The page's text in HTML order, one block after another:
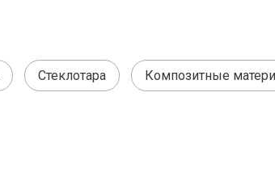
Стеклотара Композитные